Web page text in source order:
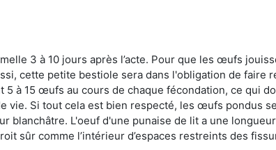
3 à 10 jours après l’acte. Pour que les œufs
cette petite bestiole sera dans l'obligation de faire
5 à 15 œufs au cours de chaque fécondation, ce qui
vie. Si tout cela est bien respecté, les œufs pondus
blanchâtre. L'oeuf d'une punaise de lit a une
sûr comme l’intérieur d’espaces restreints des